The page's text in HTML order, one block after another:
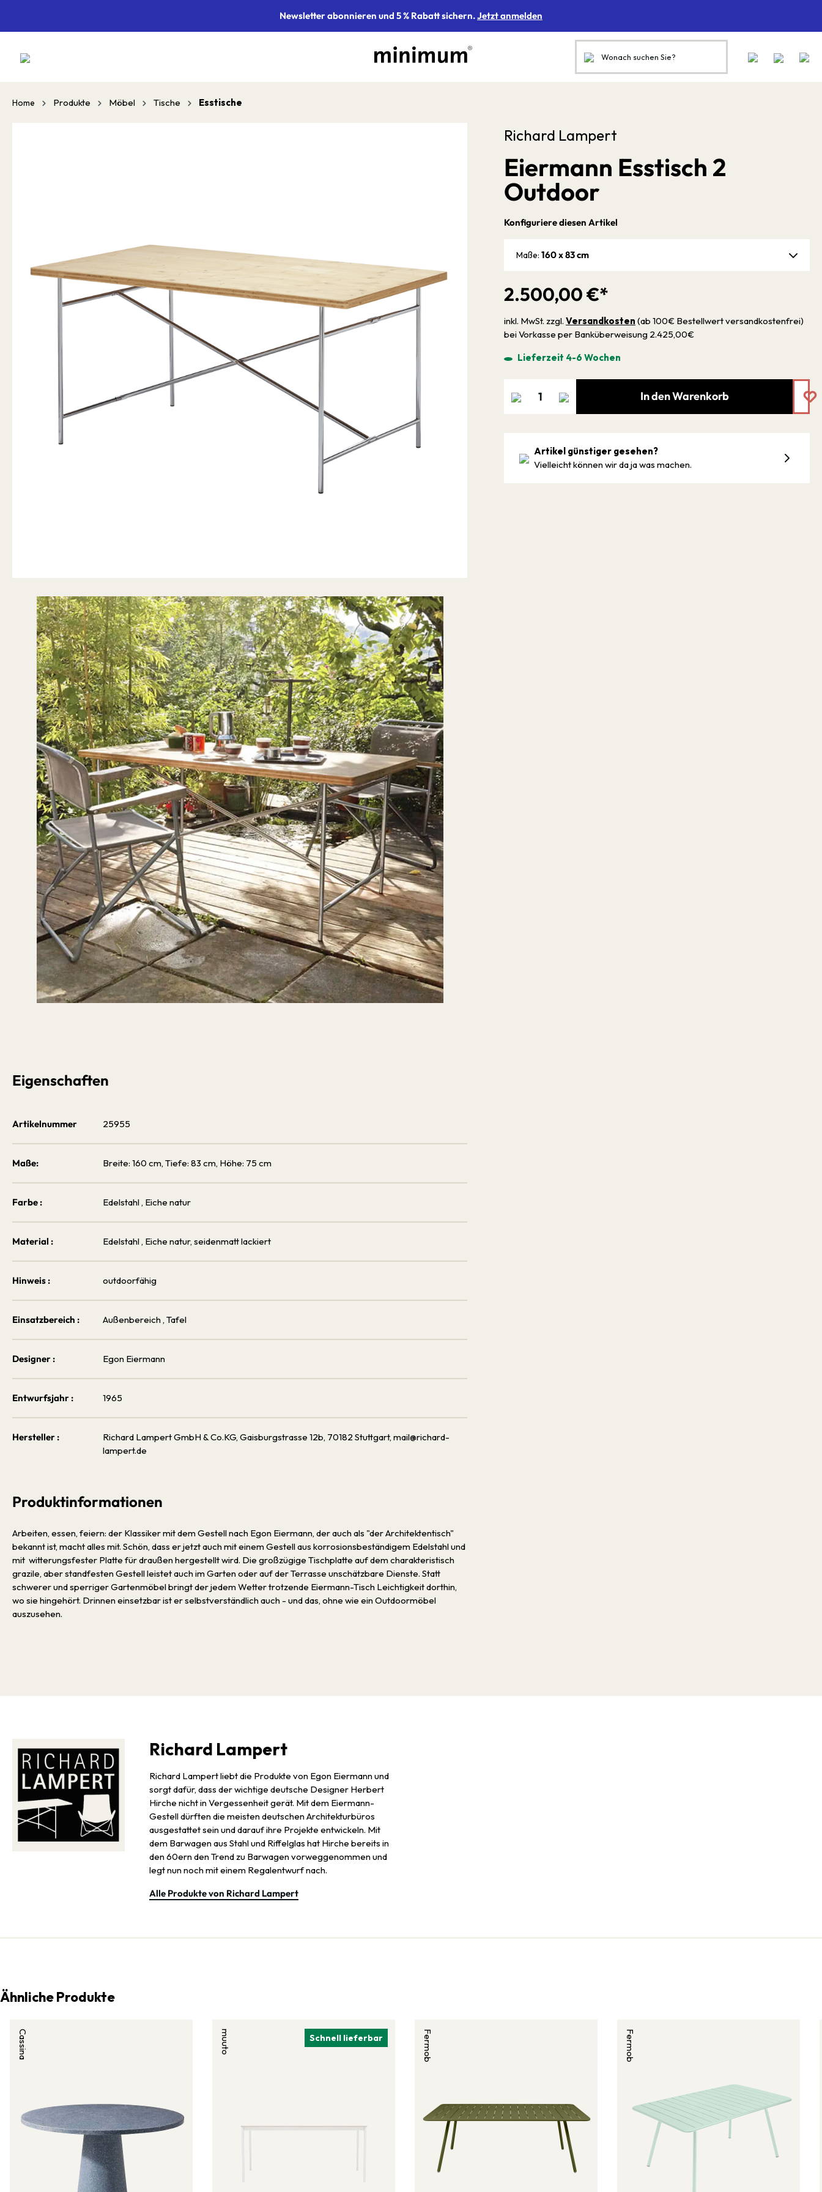
Newsletter abonnieren und 5 % Rabatt sichern.Jetzt anmelden
Home Produkte Möbel Tische Esstische
Eigenschaften
Artikelnummer 25955
Maße: Breite: 160 cm, Tiefe: 83 cm, Höhe: 75 cm
Farbe : Edelstahl, Eiche natur
Material : Edelstahl, Eiche natur, seidenmatt lackiert
Hinweis : outdoorfähig
Einsatzbereich : Außenbereich , Tafel
Designer : Egon Eiermann
Entwurfsjahr : 1965
Hersteller :
Richard Lampert GmbH & Co.KG, Gaisburgstrasse 12b, 70182 Stuttgart, mail@richard-
lampert.de
Produktinformationen
Arbeiten, essen, feiern: der Klassiker mit dem Gestell nach Egon Eiermann, der auch als "der Architektentisch"
bekannt ist, macht alles mit. Schön, dass er jetzt auch mit einem Gestell aus korrosionsbeständigem Edelstahl und
mit witterungsfester Platte für draußen hergestellt wird. Die großzügige Tischplatte auf dem charakteristisch
grazile, aber standfesten Gestell leistet auch im Garten oder auf der Terrasse unschätzbare Dienste. Statt
schwerer und sperriger Gartenmöbel bringt der jedem Wetter trotzende Eiermann-Tisch Leichtigkeit dorthin,
wo sie hingehört. Drinnen einsetzbar ist er selbstverständlich auch - und das, ohne wie ein Outdoormöbel
auszusehen.
Richard Lampert
Eiermann Esstisch 2
Outdoor
2.500,00 €*
inkl. MwSt. zzgl. Versandkosten (ab 100€ Bestellwert versandkostenfrei)
bei Vorkasse per Banküberweisung 2.425,00€
Lieferzeit 4-6 Wochen
Konfiguriere diesen Artikel
Maße: 160 x 83 cm
In den Warenkorb
Artikel günstiger gesehen?
Vielleicht können wir da ja was machen.
Richard Lampert
Richard Lampert liebt die Produkte von Egon Eiermann und
sorgt dafür, dass der wichtige deutsche Designer Herbert
Hirche nicht in Vergessenheit gerät. Mit dem Eiermann-
Gestell dürften die meisten deutschen Architekturbüros
ausgestattet sein und darauf ihre Projekte entwickeln. Mit
dem Barwagen aus Stahl und Riffelglas hat Hirche bereits in
den 60ern den Trend zu Barwagen vorweggenommen und
legt nun noch mit einem Regalentwurf nach.
Alle Produkte von Richard Lampert
Ähnliche Produkte
Cassina Schnell lieferbar
muuto Fermob Fermob